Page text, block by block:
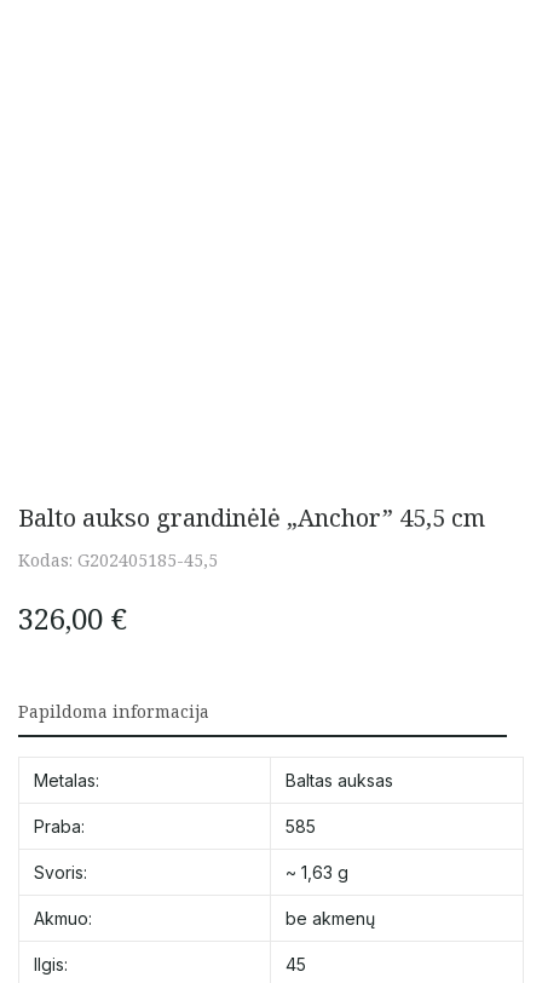
Balto aukso grandinėlė „Anchor” 45,5 cm
Kodas: G202405185-45,5
326,00 €
Papildoma informacija
Metalas: Baltas auksas
Praba: 585
Svoris: ~ 1,63 g
Akmuo: be akmenų
Ilgis: 45